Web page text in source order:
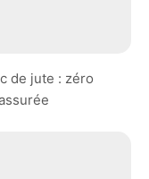
de jute : zéro